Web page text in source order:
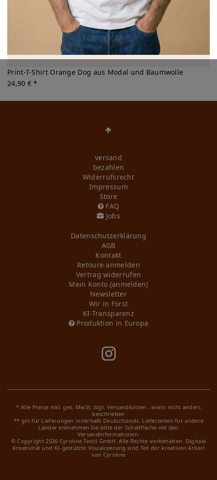
Print-T-Shirt Orange Dog aus Modal und Baumwolle
24,90 € *
versand
bezahlen
Widerrufs­recht
Impressum
Store
FAQ
Jobs
Daten­schutz­erklärung
AGB
Kontakt
Retoure anmelden
Vertrag widerrufen
Mein Konto (anmelden)
Newsletter
Wir in Forst
KI-Transparenz
Produktion in Europa
* Alle Preise inkl. ges. MwSt. zzgl. Versandkosten , wenn nicht anders
beschrieben
** gilt für Lieferungen innerhalb Deutschlands, Lieferzeiten für andere
Länder entnehmen Sie bitte der Schaltfläche mit den
Versandinformationen.
© Copyright 2026 Cyroline Textil GmbH. Alle Rechte vorbehalten. Digitale
Kreativität und KI-gestützte Visualisierung sind Teil der kreativen Arbeit
von Cyroline